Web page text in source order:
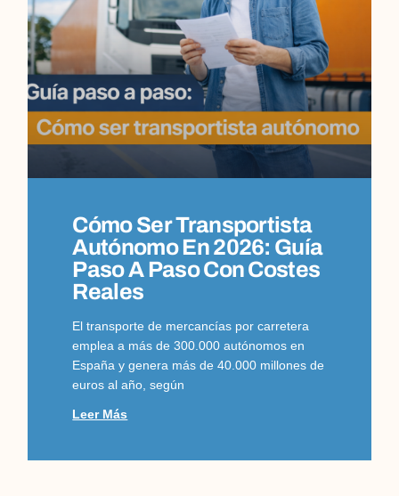
Cómo Ser Transportista
Autónomo En 2026: Guía
Paso A Paso Con Costes
Reales
El transporte de mercancías por carretera
emplea a más de 300.000 autónomos en
España y genera más de 40.000 millones de
euros al año, según
Leer Más